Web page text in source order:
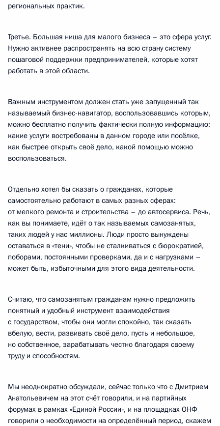
региональных практик.
Третье. Большая ниша для малого бизнеса – это сфера услуг.
Нужно активнее распространять на всю страну систему
пошаговой поддержки предпринимателей, которые хотят
работать в этой области.
Важным инструментом должен стать уже запущенный так
называемый бизнес-навигатор, воспользовавшись которым,
можно бесплатно получить фактически полную информацию:
какие услуги востребованы в данном городе или посёлке,
как быстрее открыть своё дело, какой помощью можно
воспользоваться.
Отдельно хотел бы сказать о гражданах, которые
самостоятельно работают в самых разных сферах:
от мелкого ремонта и строительства – до автосервиса. Речь,
как вы понимаете, идёт о так называемых самозанятых,
таких людей у нас миллионы. Люди просто вынуждены
оставаться в «тени», чтобы не сталкиваться с бюрократией,
поборами, постоянными проверками, да и с нагрузками –
может быть, избыточными для этого вида деятельности.
Считаю, что самозанятым гражданам нужно предложить
понятный и удобный инструмент взаимодействия
с государством, чтобы они могли спокойно, так сказать
вбелую, вести, развивать своё дело, пусть и небольшое,
но собственное, зарабатывать честно благодаря своему
труду и способностям.
Мы неоднократно обсуждали, сейчас только что с Дмитрием
Анатольевичем на этот счёт говорили, и на партийных
форумах в рамках «Единой России», и на площадках ОНФ
говорили о необходимости на определённый период, скажем